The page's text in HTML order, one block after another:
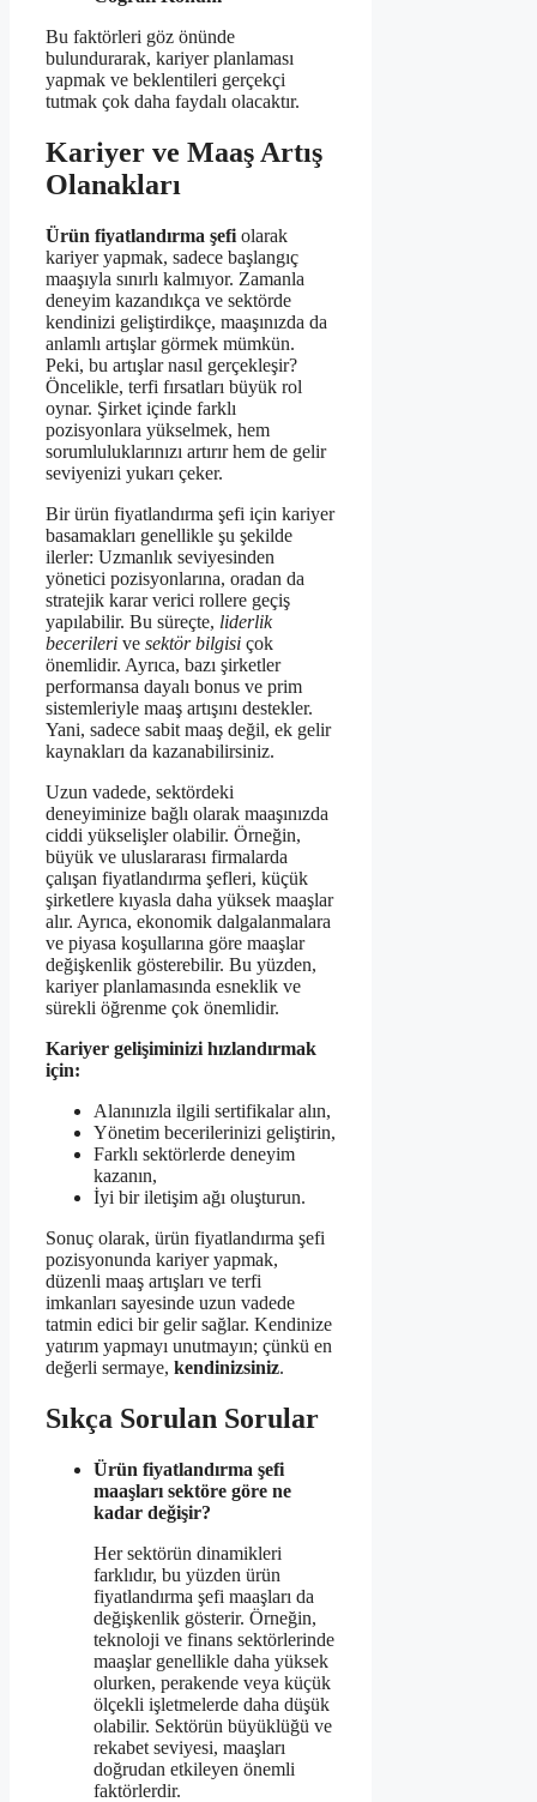
Bu faktörleri göz önünde
bulundurarak, kariyer planlaması
yapmak ve beklentileri gerçekçi
tutmak çok daha faydalı olacaktır.
Kariyer ve Maaş Artış
Olanakları
Ürün fiyatlandırma şefi olarak
kariyer yapmak, sadece başlangıç
maaşıyla sınırlı kalmıyor. Zamanla
deneyim kazandıkça ve sektörde
kendinizi geliştirdikçe, maaşınızda da
anlamlı artışlar görmek mümkün.
Peki, bu artışlar nasıl gerçekleşir?
Öncelikle, terfi fırsatları büyük rol
oynar. Şirket içinde farklı
pozisyonlara yükselmek, hem
sorumluluklarınızı artırır hem de gelir
seviyenizi yukarı çeker.
Bir ürün fiyatlandırma şefi için kariyer
basamakları genellikle şu şekilde
ilerler: Uzmanlık seviyesinden
yönetici pozisyonlarına, oradan da
stratejik karar verici rollere geçiş
yapılabilir. Bu süreçte, liderlik
becerileri ve sektör bilgisi çok
önemlidir. Ayrıca, bazı şirketler
performansa dayalı bonus ve prim
sistemleriyle maaş artışını destekler.
Yani, sadece sabit maaş değil, ek gelir
kaynakları da kazanabilirsiniz.
Uzun vadede, sektördeki
deneyiminize bağlı olarak maaşınızda
ciddi yükselişler olabilir. Örneğin,
büyük ve uluslararası firmalarda
çalışan fiyatlandırma şefleri, küçük
şirketlere kıyasla daha yüksek maaşlar
alır. Ayrıca, ekonomik dalgalanmalara
ve piyasa koşullarına göre maaşlar
değişkenlik gösterebilir. Bu yüzden,
kariyer planlamasında esneklik ve
sürekli öğrenme çok önemlidir.
Kariyer gelişiminizi hızlandırmak
için:
Alanınızla ilgili sertifikalar alın,
Yönetim becerilerinizi geliştirin,
Farklı sektörlerde deneyim
kazanın,
İyi bir iletişim ağı oluşturun.
Sonuç olarak, ürün fiyatlandırma şefi
pozisyonunda kariyer yapmak,
düzenli maaş artışları ve terfi
imkanları sayesinde uzun vadede
tatmin edici bir gelir sağlar. Kendinize
yatırım yapmayı unutmayın; çünkü en
değerli sermaye, kendinizsiniz.
Sıkça Sorulan Sorular
Ürün fiyatlandırma şefi
maaşları sektöre göre ne
kadar değişir?
Her sektörün dinamikleri
farklıdır, bu yüzden ürün
fiyatlandırma şefi maaşları da
değişkenlik gösterir. Örneğin,
teknoloji ve finans sektörlerinde
maaşlar genellikle daha yüksek
olurken, perakende veya küçük
ölçekli işletmelerde daha düşük
olabilir. Sektörün büyüklüğü ve
rekabet seviyesi, maaşları
doğrudan etkileyen önemli
faktörlerdir.